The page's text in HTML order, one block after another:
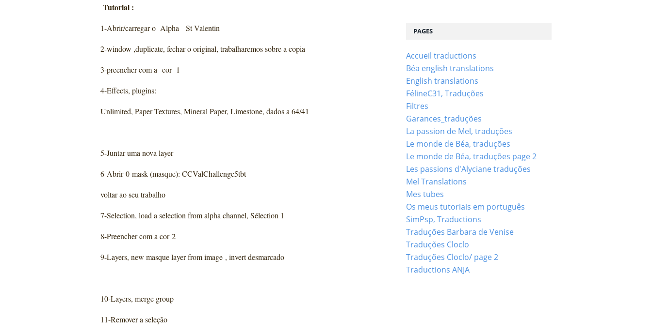
Tutorial :
1-Abrir/carregar o Alpha St Valentin
2-window ,duplicate, fechar o original, trabalharemos sobre a copia
3-preencher com a cor 1
4-Effects, plugins:
Unlimited, Paper Textures, Mineral Paper, Limestone, dados a 64/41
5-Juntar uma nova layer
6-Abrir 0 mask (masque): CCValChallenge5tbt
voltar ao seu trabalho
7-Selection, load a selection from alpha channel, Sélection 1
8-Preencher com a cor 2
9-Layers, new masque layer from image , invert desmarcado
10-Layers, merge group
11-Remover a seleção
PAGES
Accueil traductions
Béa english translations
English translations
FélineC31, Traduções
Filtres
Garances_traduções
La passion de Mel, traduções
Le monde de Béa, traduções
Le monde de Béa, traduções page 2
Les passions d'Alyciane traduções
Mel Translations
Mes tubes
Os meus tutoriais em português
SimPsp, Traductions
Traduções Barbara de Venise
Traduções Cloclo
Traduções Cloclo/ page 2
Traductions ANJA